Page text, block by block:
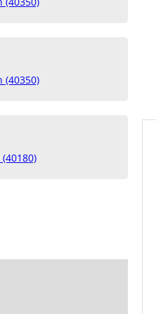
(40350)